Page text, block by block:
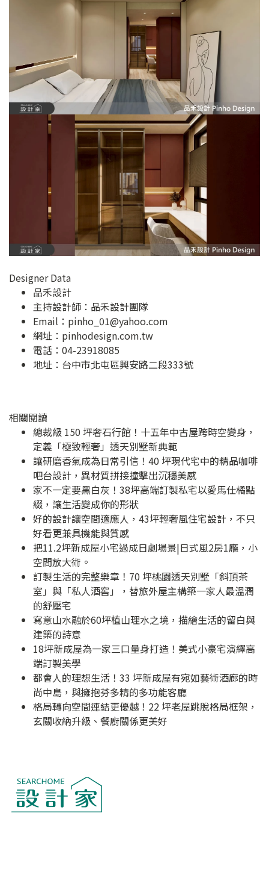
Designer Data
品禾設計
主持設計師：品禾設計團隊
Email： pinho_01@yahoo.com
網址： pinhodesign.com.tw
電話：04-23918085
地址： 台中市北屯區興安路二段333號
相關閱讀
總裁級 150 坪奢石行館！十五年中古屋跨時空變身，
定義「極致輕奢」透天別墅新典範
讓研磨香氣成為日常引信！40 坪現代宅中的精品咖啡
吧台設計，異材質拼接撞擊出沉穩美感
家不一定要黑白灰！38坪高端訂製私宅以愛馬仕橘點
綴，讓生活變成你的形狀
好的設計讓空間適應人，43坪輕奢風住宅設計，不只
好看更兼具機能與質感
把11.2坪新成屋小宅過成日劇場景|日式風2房1廳，小
空間放大術。
訂製生活的完整樂章！70 坪桃園透天別墅「斜頂茶
室」與「私人酒窖」，替旅外屋主構築一家人最溫潤
的舒壓宅
寫意山水融於60坪植山理水之境，描繪生活的留白與
建築的詩意
18坪新成屋為一家三口量身打造！美式小豪宅演繹高
端訂製美學
都會人的理想生活！33 坪新成屋有宛如藝術酒廊的時
尚中島，與擁抱芬多精的多功能客廳
格局轉向空間連結更優越！22 坪老屋跳脫格局框架，
玄關收納升級、餐廚關係更美好